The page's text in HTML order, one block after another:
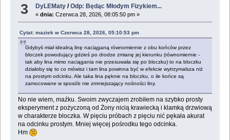
3 DyLEMaty /Odp: Będąc Młodym Fizykiem...
«dnia: Czerwca 28, 2026, 08:05:50 pm »
Cytat: maziek w Czerwca 28, 2026, 05:10:53 pm
Gdybyś miał idealną linę naciąganą równomiernie z obu końców przez
bloczek powodujący gdzieś po drodze zmianę jej kierunku (równomiernie -
tak aby lina mimo naciągania nie przesuwała się po bloczku) to na bloczku
działoby się to co mówisz i tam lina powinna być w efekcie wytrzymalsza niż
na prostym odcinku. Ale taka lina pęknie na bloczku, o ile końce są
zamocowane w sposób nie zmniejszający nośności liny.
No nie wiem, maźku. Swoim zwyczajem zrobiłem na szybko prosty
eksperyment z pożyczoną od Żony nicią krawiecką i klamką drzwiową
w charakterze bloczka. W pięciu próbach z pięciu nić pękała akurat
na odcinku prostym. Mniej więcej pośrodku tego odcinka.
Hm